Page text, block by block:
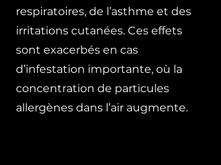
respiratoires, de l’asthme et des
irritations cutanées. Ces effets
sont exacerbés en cas
d’infestation importante, où la
concentration de particules
allergènes dans l’air augmente.